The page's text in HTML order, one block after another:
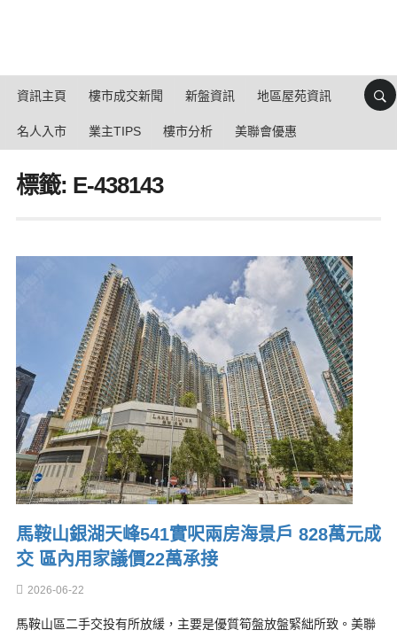
資訊主頁 樓市成交新聞 新盤資訊 地區屋苑資訊
名人入市 業主TIPS 樓市分析 美聯會優惠
標籤: E-438143
馬鞍山銀湖天峰541實呎兩房海景戶 828萬元成
交 區內用家議價22萬承接
2026-06-22
馬鞍山區二手交投有所放緩，主要是優質筍盤放盤緊絀所致。美聯